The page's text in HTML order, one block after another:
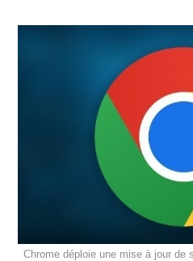
Chrome déploie une mise à jour de